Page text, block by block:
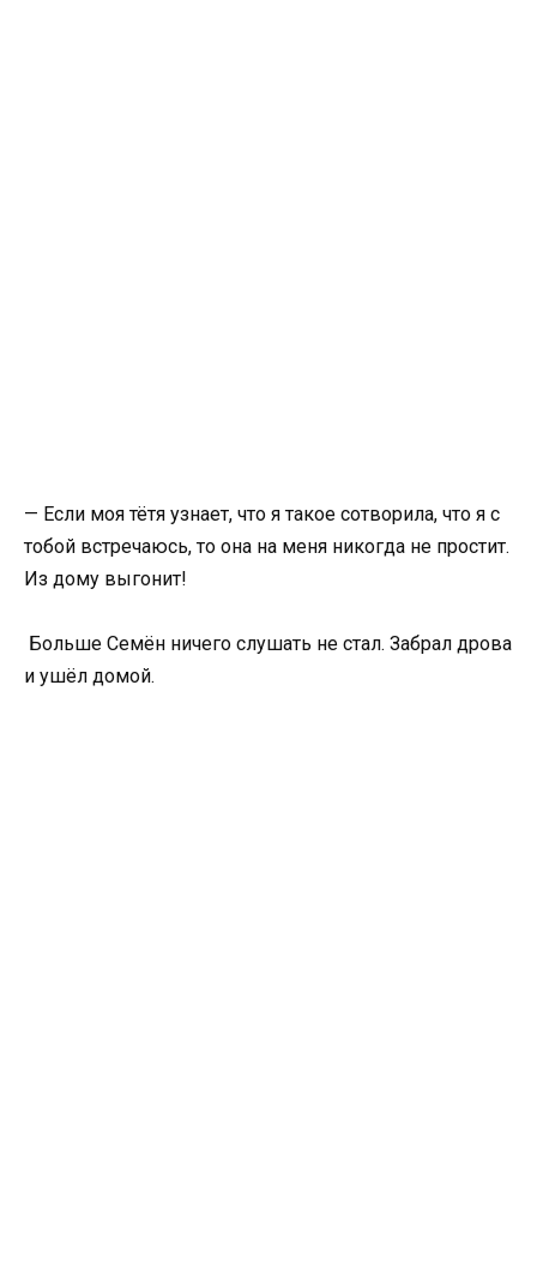
— Если моя тётя узнает, что я такое сотворила, что я с
тобой встречаюсь, то она на меня никогда не простит.
Из дому выгонит!
Больше Семён ничего слушать не стал. Забрал дрова
и ушёл домой.